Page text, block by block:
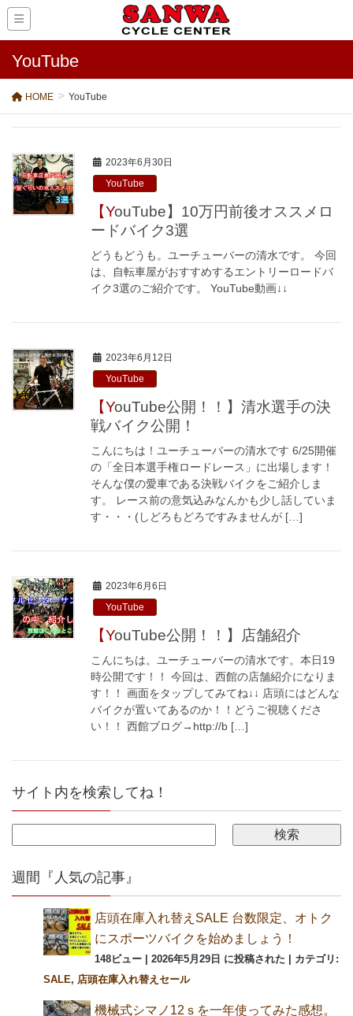
YouTube
HOME YouTube
2023年6月30日
YouTube
【YouTube】10万円前後オススメロ
ードバイク3選
どうもどうも。ユーチューバーの清水です。 今回
は、自転車屋がおすすめするエントリーロードバ
イク3選のご紹介です。 YouTube動画↓↓
2023年6月12日
YouTube
【YouTube公開！！】清水選手の決
戦バイク公開！
こんにちは！ユーチューバーの清水です 6/25開催
の「全日本選手権ロードレース」に出場します！
そんな僕の愛車である決戦バイクをご紹介しま
す。 レース前の意気込みなんかも少し話していま
す・・・(しどろもどろですみませんが […]
2023年6月6日
YouTube
【YouTube公開！！】店舗紹介
こんにちは。ユーチューバーの清水です。本日19
時公開です！！ 今回は、西館の店舗紹介になりま
す！！ 画面をタップしてみてね↓↓ 店頭にはどんな
バイクが置いてあるのか！！どうご視聴くださ
い！！ 西館ブログ→http://b […]
サイト内を検索してね！
週間『人気の記事』
店頭在庫入れ替えSALE 台数限定、オトク
にスポーツバイクを始めましょう！
148ビュー 2026年5月29日 に投稿された
カテゴリ:
SALE, 店頭在庫入れ替えセール
機械式シマノ12ｓを一年使ってみた感想。